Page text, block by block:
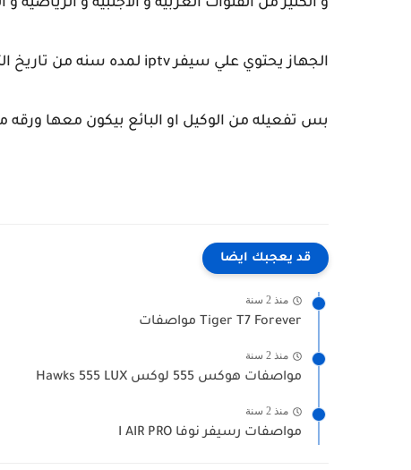
و الكثير من القنوات العربية و الأجنبية و الرياضية و
الجهاز يحتوي علي سيفر iptv لمده سنه من تاريخ التفعيل
بس تفعيله من الوكيل او البائع بيكون معها ورقه
قد يعجبك ايضا
منذ 2 سنة
Tiger T7 Forever مواصفات
منذ 2 سنة
مواصفات هوكس 555 لوكس Hawks 555 LUX
منذ 2 سنة
مواصفات رسيفر نوفا I AIR PRO